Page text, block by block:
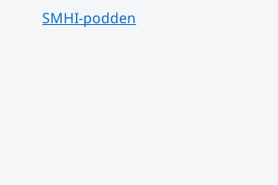
SMHI-podden